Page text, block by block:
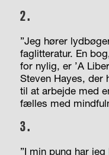
2.
”Jeg hører
faglitteratur. En
for nylig, er ’A
Steven Hayes, der
til at arbejde med
fælles med
3.
”I min pung har